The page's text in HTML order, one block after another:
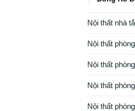
Nội thất nhà
Nội thất
Nội thất
Nội thất
Nội thất